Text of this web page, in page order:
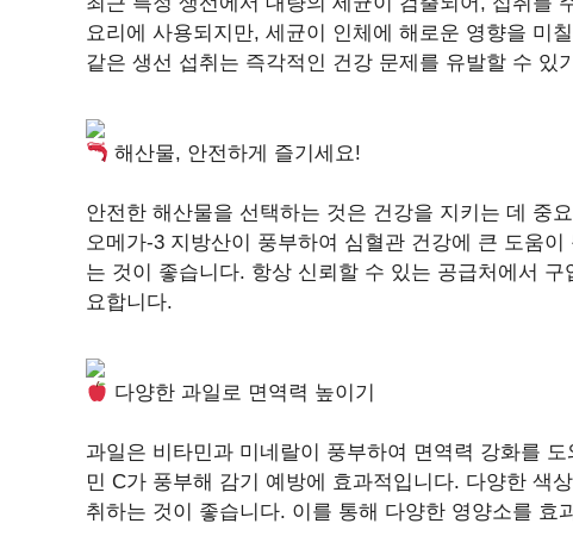
요리에 사용되지만, 세균이 인체에 해로운 영향을 미
같은 생선 섭취는 즉각적인 건강 문제를 유발할 수 있
해산물, 안전하게 즐기세요!
안전한 해산물을 선택하는 것은 건강을 지키는 데 중
오메가-3 지방산이 풍부하여 심혈관 건강에 큰 도움
는 것이 좋습니다. 항상 신뢰할 수 있는 공급처에서
요합니다.
다양한 과일로 면역력 높이기
과일은 비타민과 미네랄이 풍부하여 면역력 강화를
민 C가 풍부해 감기 예방에 효과적입니다. 다양한 색
취하는 것이 좋습니다. 이를 통해 다양한 영양소를 효